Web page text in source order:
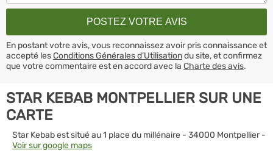
En postant votre avis, vous reconnaissez avoir pris connaissance et
accepté lesConditions Générales d’Utilisationdu site, et confirmez
que votre commentaire est en accord avec la Charte des avis.
STAR KEBAB MONTPELLIER SUR UNE
CARTE
Star Kebab est situé au 1 place du millénaire - 34000 Montpellier -
Voir sur google maps